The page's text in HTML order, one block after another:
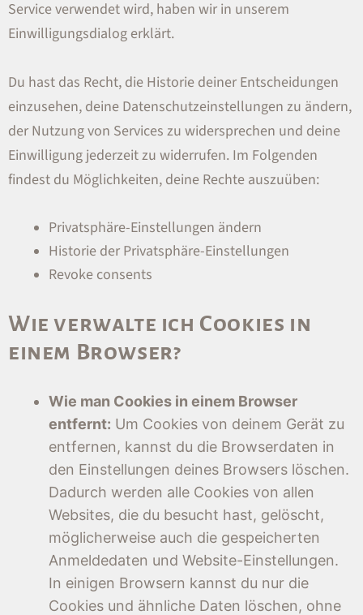
Service verwendet wird, haben wir in unserem
Einwilligungsdialog erklärt.
Du hast das Recht, die Historie deiner Entscheidungen
einzusehen, deine Datenschutzeinstellungen zu ändern,
der Nutzung von Services zu widersprechen und deine
Einwilligung jederzeit zu widerrufen. Im Folgenden
findest du Möglichkeiten, deine Rechte auszuüben:
Privatsphäre-Einstellungen ändern
Historie der Privatsphäre-Einstellungen
Revoke consents
Wie verwalte ich Cookies in
einem Browser?
Wie man Cookies in einem Browser
entfernt: Um Cookies von deinem Gerät zu
entfernen, kannst du die Browserdaten in
den Einstellungen deines Browsers löschen.
Dadurch werden alle Cookies von allen
Websites, die du besucht hast, gelöscht,
möglicherweise auch die gespeicherten
Anmeldedaten und Website-Einstellungen.
In einigen Browsern kannst du nur die
Cookies und ähnliche Daten löschen, ohne